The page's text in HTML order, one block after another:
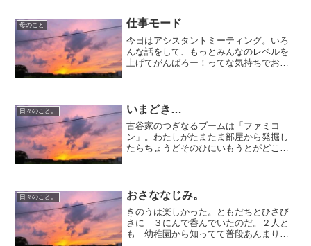
母のこと 仕事モード
今日はアシスタントミーティング。いろ
んな話をして、もっとみんなのレベルを
上げてがんばろー！ってな気持ちでお家
日々のこと。 いまどき…
古谷家のつぎなるブームは「ファミコ
ン」。わたしがたまたま部屋から発掘し
たらちょうどそのひにいもうとがどこぞ
たやつをつないだ。もらって...
日々のこと。 おさななじみ。
きのうは楽しかった。ともだちとひさび
さに ３にんで呑んでいたのだ。２人と
も 幼稚園から知ってて普段あんまり会